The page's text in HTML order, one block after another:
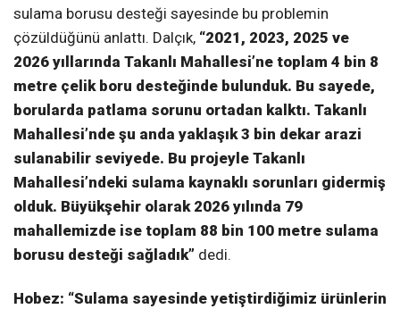
sulama borusu desteği sayesinde bu problemin
çözüldüğünü anlattı. Dalçık, “2021, 2023, 2025 ve
2026 yıllarında Takanlı Mahallesi’ne toplam 4 bin 8
metre çelik boru desteğinde bulunduk. Bu sayede,
borularda patlama sorunu ortadan kalktı. Takanlı
Mahallesi’nde şu anda yaklaşık 3 bin dekar arazi
sulanabilir seviyede. Bu projeyle Takanlı
Mahallesi’ndeki sulama kaynaklı sorunları gidermiş
olduk. Büyükşehir olarak 2026 yılında 79
mahallemizde ise toplam 88 bin 100 metre sulama
borusu desteği sağladık” dedi.
Hobez: “Sulama sayesinde yetiştirdiğimiz ürünlerin